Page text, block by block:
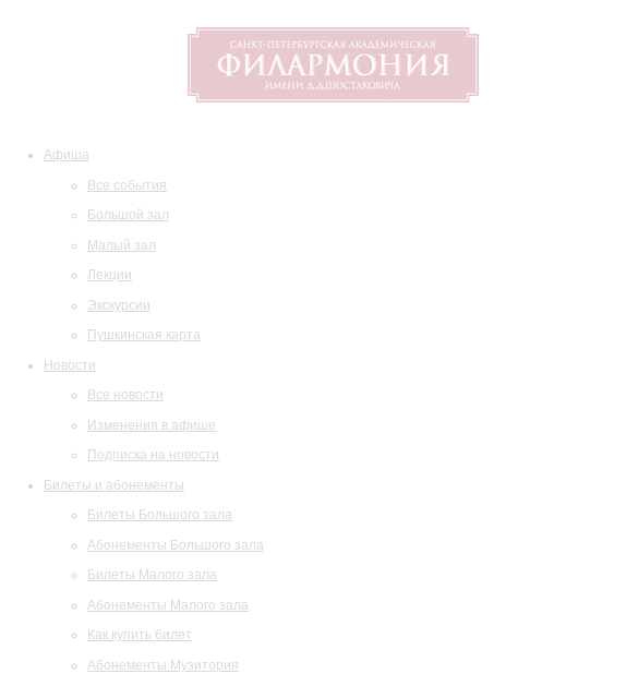
Афиша
Все события
Большой зал
Малый зал
Лекции
Экскурсии
Пушкинская карта
Новости
Все новости
Изменения в афише
Подписка на новости
Билеты и абонементы
Билеты Большого зала
Абонементы Большого зала
Билеты Малого зала
Абонементы Малого зала
Как купить билет
Абонементы Музитория